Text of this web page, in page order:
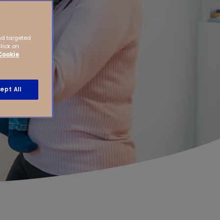
targeted
on
All